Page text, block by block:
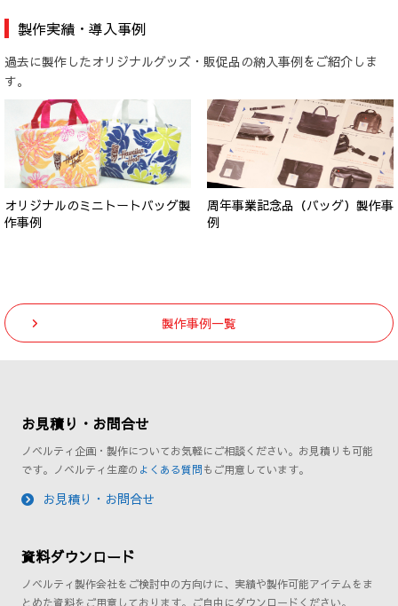
製作実績・導入事例
過去に製作したオリジナルグッズ・販促品の納入事例をご紹介しま
す。
オリジナルのミニトートバッグ製
作事例
周年事業記念品（バッグ）製作事
例
製作事例一覧
お見積り・お問合せ
ノベルティ企画・製作についてお気軽にご相談ください。お見積りも可能
です。ノベルティ生産の よくある質問もご用意しています。
お見積り・お問合せ
資料ダウンロード
ノベルティ製作会社をご検討中の方向けに、実績や製作可能アイテムをま
とめた資料をご用意しております。ご自由にダウンロードください。